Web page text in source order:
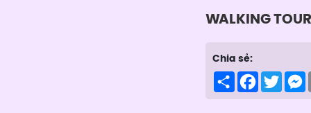
WALKING TOUR
Chia sẻ:
ShareFacebook